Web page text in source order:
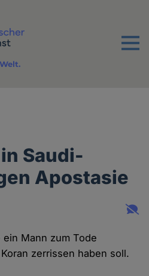
Menu
Saudi-
Apostasie
Mann zum Tode
zerrissen haben soll.